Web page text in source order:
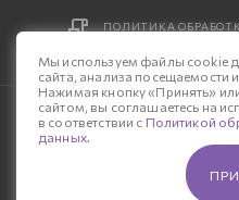
ПОЛИТИКА
© 2026 Интернет-
Разработка
Мы используем файлы cookie
сайта, анализа посещаемости
Нажимая кнопку «Принять»
сайтом, вы соглашаетесь на
в соответствии с Политикой
данных.